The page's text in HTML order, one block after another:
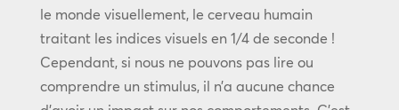
le monde visuellement, le cerveau humain
traitant les indices visuels en 1/4 de seconde !
Cependant, si nous ne pouvons pas lire ou
comprendre un stimulus, il n’a aucune chance